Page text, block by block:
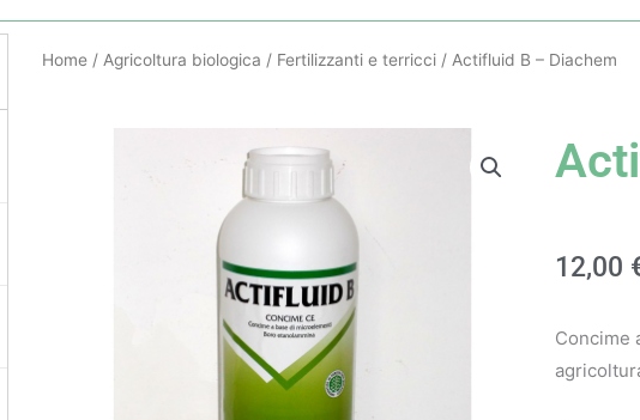
Home / Agricoltura biologica / Fertilizzanti e terricci / Actifluid B – Diachem
12,00
Concime